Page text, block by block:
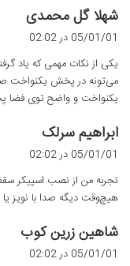
شهلا گل محمدی
:
05/01/01 در 02:02
یکی از نکات مهمی که یاد
می‌تونه در پخش یکنواخت
یکنواخت و واضح توی
ابراهیم سرلک
ف
:
05/01/01 در 02:02
تجربه من از نصب اسپیکر
هیچ‌وقت دیگه صدا با نویز
شاهین زرین کوب
05/01/01 در 02:02